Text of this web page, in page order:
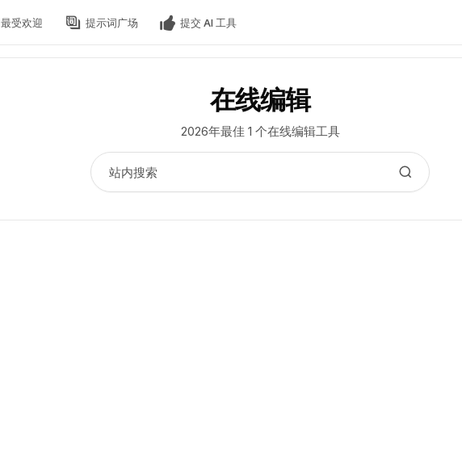
最受欢迎 提示词广场 提交 AI 工具
在线编辑
2026年最佳 1 个在线编辑工具